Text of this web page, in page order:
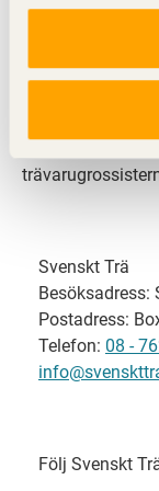
Svenskt Trä
och är en del av
svensk limträ-,
Svenskt Trä
Besöksadress:
Postadress:
Telefon: 08 -
Följ Svenskt